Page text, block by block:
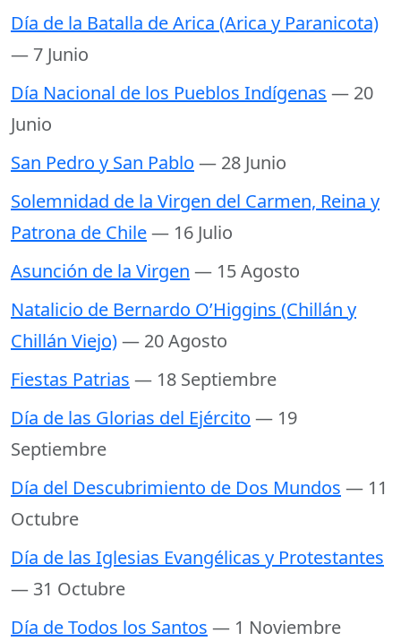
Día de la Batalla de Arica (Arica y Paranicota)
— 7 Junio
Día Nacional de los Pueblos Indígenas — 20
Junio
San Pedro y San Pablo — 28 Junio
Solemnidad de la Virgen del Carmen, Reina y
Patrona de Chile— 16 Julio
Asunción de la Virgen — 15 Agosto
Natalicio de Bernardo O’Higgins (Chillán y
Chillán Viejo)— 20 Agosto
Fiestas Patrias — 18 Septiembre
Día de las Glorias del Ejército — 19
Septiembre
Día del Descubrimiento de Dos Mundos — 11
Octubre
Día de las Iglesias Evangélicas y Protestantes
— 31 Octubre
Día de Todos los Santos — 1 Noviembre